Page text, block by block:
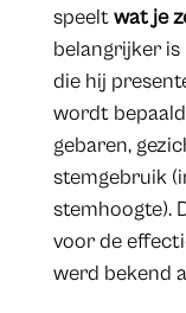
speeltwat je
belangrijker is
die hij
wordt
gebaren,
stemgebruik
stemhoogte).
voor de
werd bekend